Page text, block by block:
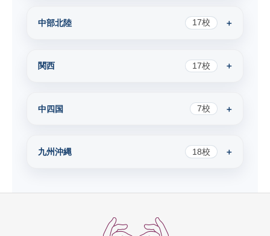
中部北陸 17校
関西 17校
中四国 7校
九州沖縄 18校